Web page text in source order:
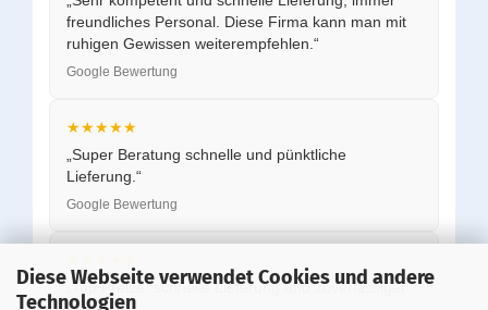
Diese Webseite verwendet Cookies und andere
Technologien
freundliches Personal. Diese Firma kann man mit
ruhigen Gewissen weiterempfehlen.“
Google Bewertung
★★★★★
„Super Beratung schnelle und pünktliche
Lieferung.“
Google Bewertung
„Top Preise, schnelle Lieferung und zuverlässiger